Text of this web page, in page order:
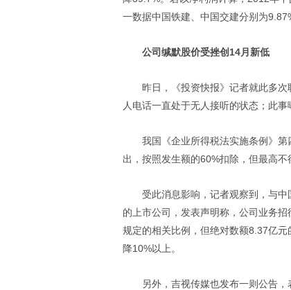
一数据中国铁建、中国交建分别为
公司缄默股价受挫创14月新低
昨日，《投资快报》记者就此多
人电话一直处于无人接听的状态；此事
我国《企业所得税法实施条例》
出，按照发生额的60%扣除，但最高
受此消息影响，记者观察到，与
的上市公司，发表声明称，公司业务
规定的相关比例，但绝对数额8.37亿
降10%以上。
另外，吉视传媒也发布一则公告